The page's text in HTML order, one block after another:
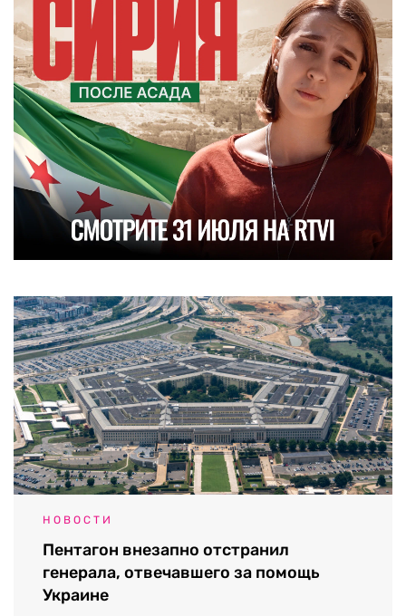
НОВОСТИ
Пентагон внезапно отстранил
генерала, отвечавшего за помощь
Украине